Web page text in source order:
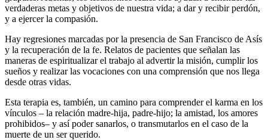
verdaderas metas y objetivos de nuestra vida; a dar y recibir perdón,
y a ejercer la compasión.
Hay regresiones marcadas por la presencia de San Francisco de Asís
y la recuperación de la fe. Relatos de pacientes que señalan las
maneras de espiritualizar el trabajo al advertir la misión, cumplir los
sueños y realizar las vocaciones con una comprensión que nos llega
desde otras vidas.
Esta terapia es, también, un camino para comprender el karma en los
vínculos – la relación madre-hija, padre-hijo; la amistad, los amores
prohibidos– y así poder sanarlos, o transmutarlos en el caso de la
muerte de un ser querido.